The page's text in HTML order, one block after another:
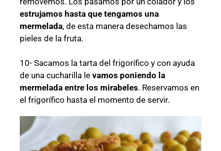
estrujamos hasta que tengamos una
mermelada, de esta manera desechamos las
pieles de la fruta.
10- Sacamos la tarta del frigorífico y con ayuda
de una cucharilla le vamos poniendo la
mermelada entre los mirabeles. Reservamos en
el frigorífico hasta el momento de servir.